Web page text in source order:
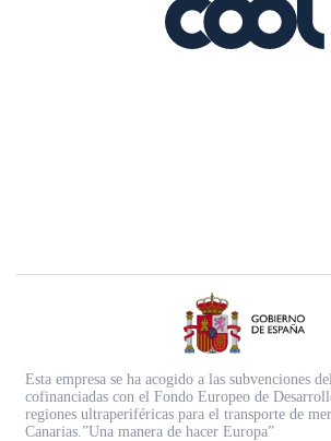
Esta empresa se ha acogido a las subvenciones
cofinanciadas con el Fondo Europeo de
regiones ultraperiféricas para el transporte de
Canarias.”Una manera de hacer Europa”